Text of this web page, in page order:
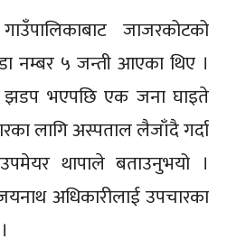
जाजरकोटको
नम्बर ५ जन्ती आएका थिए ।
झडप भएपछि एक जना घाइते
लागि अस्पताल लैजाँदै गर्दा
थापाले बताउनुभयो ।
अधिकारीलाई उपचारका